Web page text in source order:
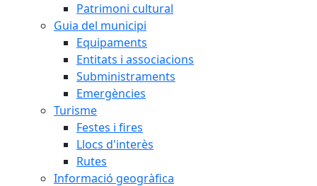
Patrimoni cultural
Guia del municipi
Equipaments
Entitats i associacions
Subministraments
Emergències
Turisme
Festes i fires
Llocs d'interès
Rutes
Informació geogràfica